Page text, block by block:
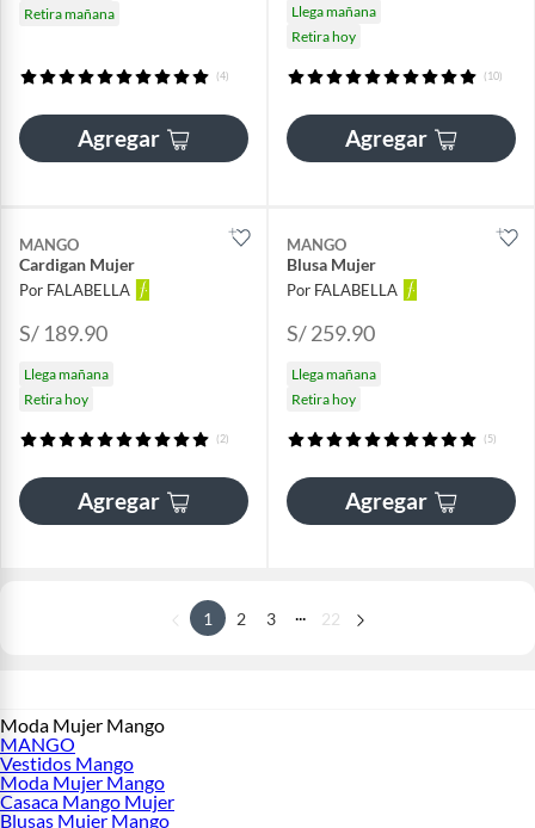
Retira mañana
(4)
Agregar
Llega mañana
Retira hoy
(10)
Agregar
MANGO
Cardigan Mujer
Por FALABELLA
S/ 189.90
Llega mañana
Retira hoy
(2)
Agregar
MANGO
Blusa Mujer
Por FALABELLA
S/ 259.90
Llega mañana
Retira hoy
(5)
Agregar
1 2 3 22
Moda Mujer Mango
MANGO
Vestidos Mango
Moda Mujer Mango
Casaca Mango Mujer
Blusas Mujer Mango